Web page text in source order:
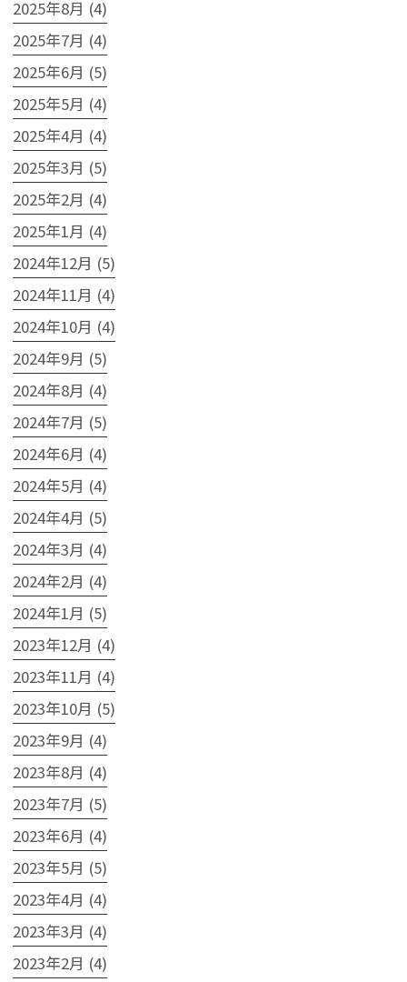
2025年8月 (4)
2025年7月 (4)
2025年6月 (5)
2025年5月 (4)
2025年4月 (4)
2025年3月 (5)
2025年2月 (4)
2025年1月 (4)
2024年12月 (5)
2024年11月 (4)
2024年10月 (4)
2024年9月 (5)
2024年8月 (4)
2024年7月 (5)
2024年6月 (4)
2024年5月 (4)
2024年4月 (5)
2024年3月 (4)
2024年2月 (4)
2024年1月 (5)
2023年12月 (4)
2023年11月 (4)
2023年10月 (5)
2023年9月 (4)
2023年8月 (4)
2023年7月 (5)
2023年6月 (4)
2023年5月 (5)
2023年4月 (4)
2023年3月 (4)
2023年2月 (4)